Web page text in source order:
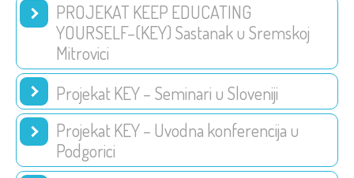
PROJEKAT KEEP EDUCATING
YOURSELF–(KEY) Sastanak u Sremskoj
Mitrovici
Projekat KEY – Seminari u Sloveniji
Projekat KEY – Uvodna konferencija u
Podgorici